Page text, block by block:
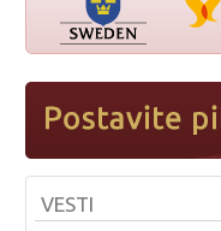
VESTI